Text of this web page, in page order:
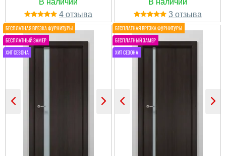
(ручка із замком).
Окремо зв'язувались із
4 3